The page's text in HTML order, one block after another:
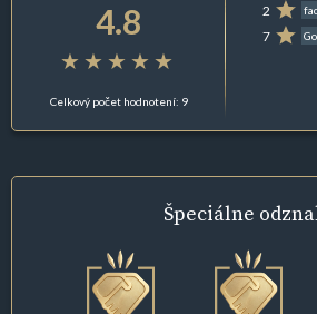
4.8
Celkový počet hodnotení: 9
2
7
Špeciálne